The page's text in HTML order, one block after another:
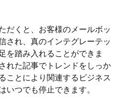
だくと、お客様のメールボッ
され、真のインテグレーテッ
を踏み入れることができま
れた記事でトレンドをしっか
ことにより関連するビジネス
いつでも停止できます。